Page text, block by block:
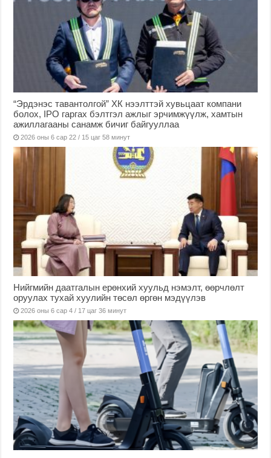
“Эрдэнэс тавантолгой” ХК нээлттэй хувьцаат компани
болох, IPO гаргах бэлтгэл ажлыг эрчимжүүлж, хамтын
ажиллагааны санамж бичиг байгууллаа
2026 оны 6 сар 22 / 15 цаг 58 минут
Нийгмийн даатгалын ерөнхий хуульд нэмэлт, өөрчлөлт
оруулах тухай хуулийн төсөл өргөн мэдүүлэв
2026 оны 6 сар 4 / 17 цаг 36 минут